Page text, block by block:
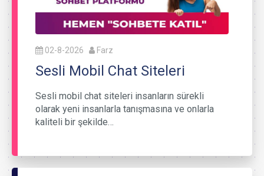
02-8-2026 Farz
Sesli Mobil Chat Siteleri
Sesli mobil chat siteleri insanların sürekli
olarak yeni insanlarla tanışmasına ve onlarla
kaliteli bir şekilde…